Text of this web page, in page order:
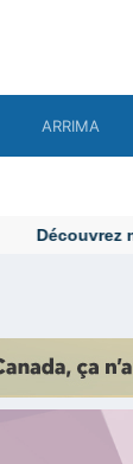
ARRIMA